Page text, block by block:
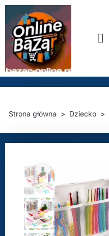
Strona główna Dziecko